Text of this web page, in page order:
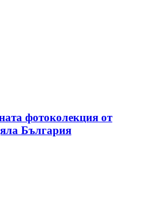
фотоколекция от
България